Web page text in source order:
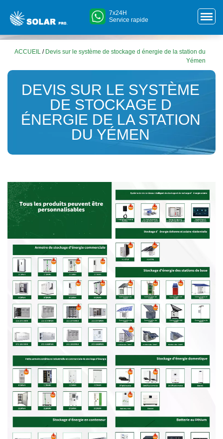
7x24H
Service rapide
ACCUEIL / Devis sur le système de stockage d énergie de la station du
Yémen
DEVIS SUR LE SYSTÈME
DE STOCKAGE D
ÉNERGIE DE LA STATION
DU YÉMEN